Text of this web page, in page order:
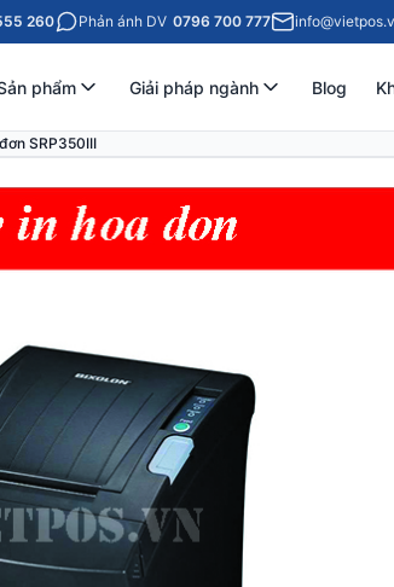
260 Phản ánh DV 0796 700 777
phẩm Giải pháp ngành Blog
SRP350III